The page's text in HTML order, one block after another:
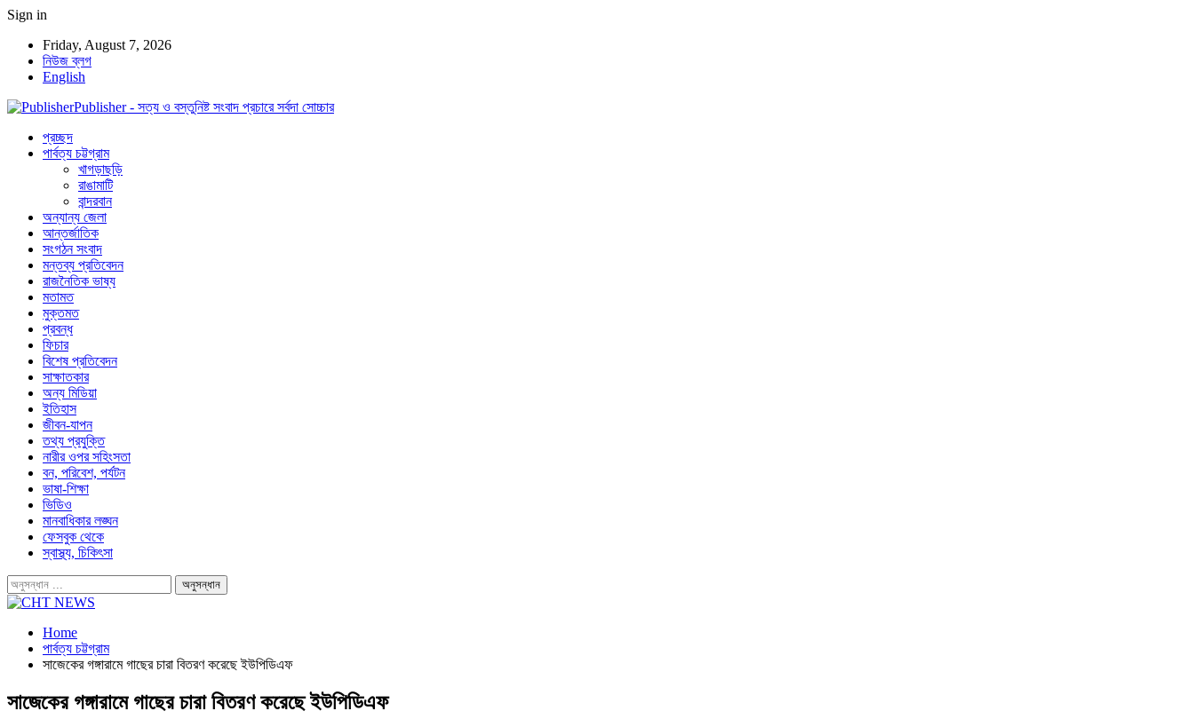
Sign in
Friday, August 7, 2026
নিউজ ব্লগ
English
Publisher - সত্য ও বস্তুনিষ্ট সংবাদ প্রচারে সর্বদা সোচ্চার
প্রচ্ছদ
পার্বত্য চট্টগ্রাম
খাগড়াছড়ি
রাঙামাটি
বান্দরবান
অন্যান্য জেলা
আন্তর্জাতিক
সংগঠন সংবাদ
মন্তব্য প্রতিবেদন
রাজনৈতিক ভাষ্য
মতামত
মুক্তমত
প্রবন্ধ
ফিচার
বিশেষ প্রতিবেদন
সাক্ষাতকার
অন্য মিডিয়া
ইতিহাস
জীবন-যাপন
তথ্য প্রযুক্তি
নারীর ওপর সহিংসতা
বন, পরিবেশ, পর্যটন
ভাষা-শিক্ষা
ভিডিও
মানবাধিকার লঙ্ঘন
ফেসবুক থেকে
স্বাস্থ্য, চিকিৎসা
Home
পার্বত্য চট্টগ্রাম
সাজেকের গঙ্গারামে গাছের চারা বিতরণ করেছে ইউপিডিএফ
সাজেকের গঙ্গারামে গাছের চারা বিতরণ করেছে ইউপিডিএফ